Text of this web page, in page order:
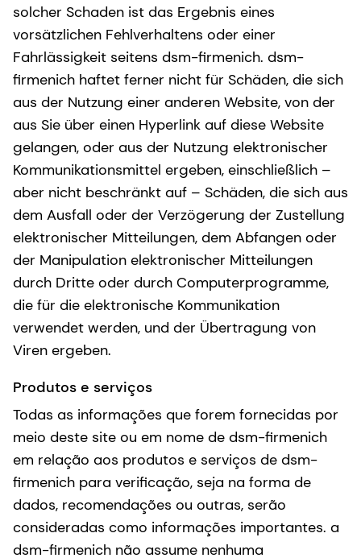
solcher Schaden ist das Ergebnis eines
vorsätzlichen Fehlverhaltens oder einer
Fahrlässigkeit seitens dsm-firmenich. dsm-
firmenich haftet ferner nicht für Schäden, die sich
aus der Nutzung einer anderen Website, von der
aus Sie über einen Hyperlink auf diese Website
gelangen, oder aus der Nutzung elektronischer
Kommunikationsmittel ergeben, einschließlich –
aber nicht beschränkt auf – Schäden, die sich aus
dem Ausfall oder der Verzögerung der Zustellung
elektronischer Mitteilungen, dem Abfangen oder
der Manipulation elektronischer Mitteilungen
durch Dritte oder durch Computerprogramme,
die für die elektronische Kommunikation
verwendet werden, und der Übertragung von
Viren ergeben.
Produtos e serviços
Todas as informações que forem fornecidas por
meio deste site ou em nome de dsm-firmenich
em relação aos produtos e serviços de dsm-
firmenich para verificação, seja na forma de
dados, recomendações ou outras, serão
consideradas como informações importantes. a
dsm-firmenich não assume nenhuma